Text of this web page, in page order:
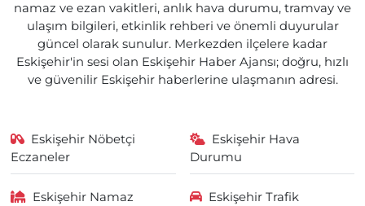
namaz ve ezan vakitleri, anlık hava durumu, tramvay ve
ulaşım bilgileri, etkinlik rehberi ve önemli duyurular
güncel olarak sunulur. Merkezden ilçelere kadar
Eskişehir'in sesi olan Eskişehir Haber Ajansı; doğru, hızlı
ve güvenilir Eskişehir haberlerine ulaşmanın adresi.
Eskişehir Nöbetçi
Eczaneler
Eskişehir Hava
Durumu
Eskişehir Namaz
Eskişehir Trafik